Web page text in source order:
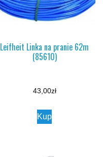
Leifheit Linka na pranie 62m
(85610)
43,00zł
Kup